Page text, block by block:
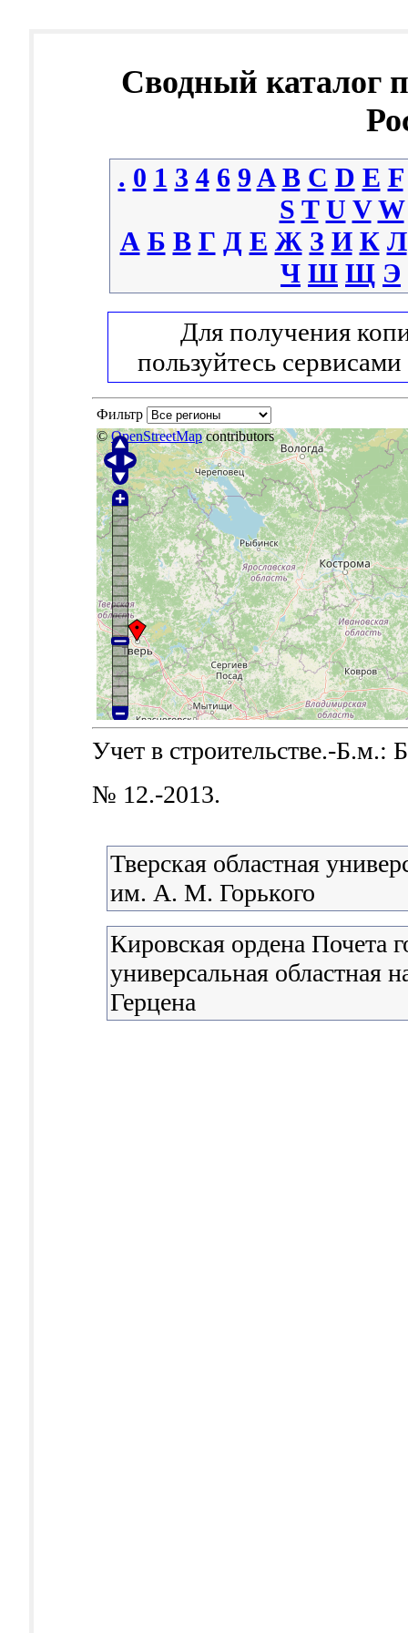
Сводный каталог
. 0 1 3 4 6 9 A B C D E F
S T U V W
А Б В Г Д Е Ж З И К Л
Ч Ш Щ Э
Для получения
пользуйтесь сервисами
Фильтр
©OpenStreetMapcontributors
Учет в строительстве.-Б.м.:
№ 12.-2013.
Тверская областная
им. А. М. Горького
Кировская ордена Почета
универсальная областная
Герцена